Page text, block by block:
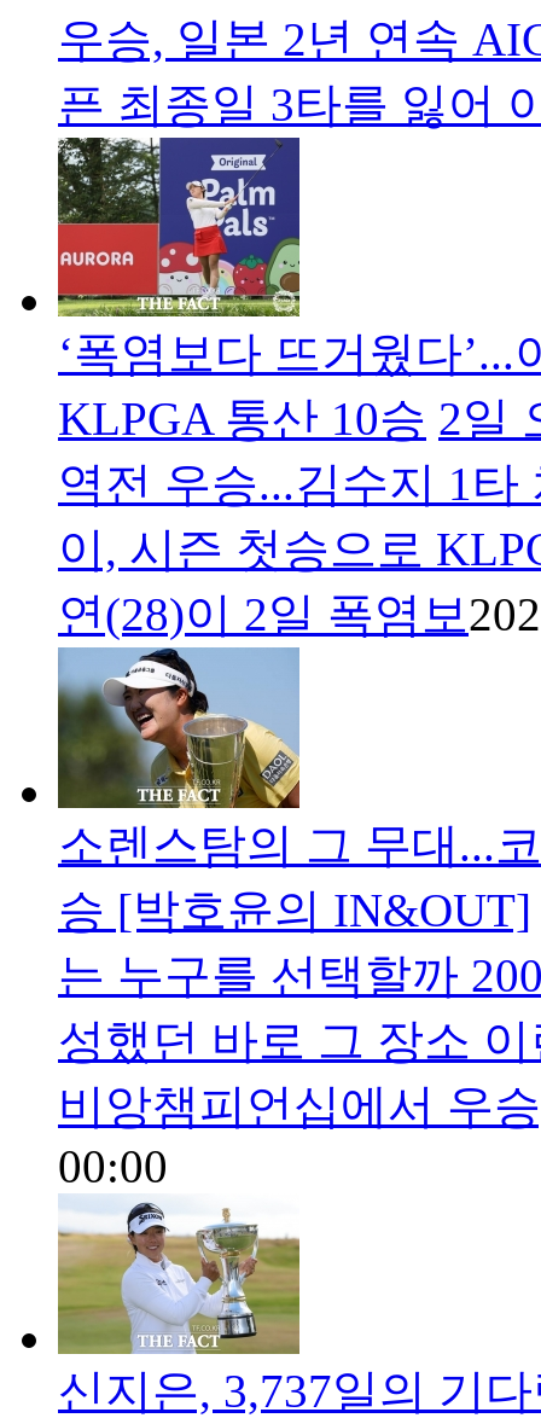
우승, 일본 2년 연속
픈 최종일 3타를 잃어
‘폭염보다 뜨거웠다
KLPGA 통산 10승 2일
역전 우승...김수지 1타
이, 시즌 첫승으로
연(28)이 2일 폭염보
소렌스탐의 그 무대...
승 [박호윤의 IN&OUT]
는 누구를 선택할까
성했던 바로 그 장소
비앙챔피언십에서 우
00:00
신지은, 3,737일의 기